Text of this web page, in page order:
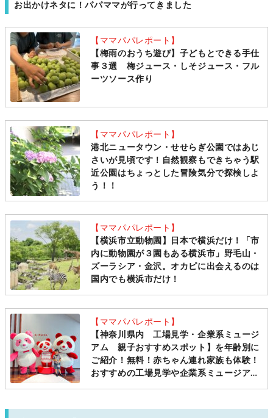
お出かけネタに！パパママが行ってきました
【ママパパレポート】
【梅雨のおうち遊び】子どもとできる手仕
事３選 梅ジュース・しそジュース・フル
ーツソース作り
【ママパパレポート】
港北ニュータウン・せせらぎ公園ではあじ
さいが見頃です！自然観察もできちゃう駅
近公園はちょっとした冒険気分で探検しよ
う！！
【ママパパレポート】
【横浜市立動物園】日本で横浜だけ！「市
内に動物園が３園もある横浜市」野毛山・
ズーラシア・金沢。オカピに出会えるのは
国内でも横浜市だけ！
【ママパパレポート】
【神奈川県内 工場見学・企業系ミュージ
アム 親子おすすめスポット】を年齢別に
ご紹介！無料！赤ちゃん連れ家族も体験！
おすすめの工場見学や企業系ミュージアム